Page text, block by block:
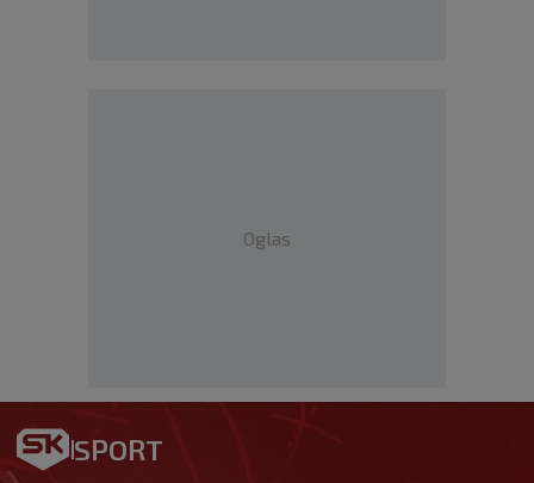
Oglas
SPORT